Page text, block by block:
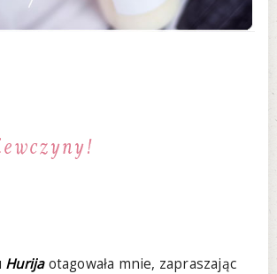
Hurijaotagowała mnie, zapraszając